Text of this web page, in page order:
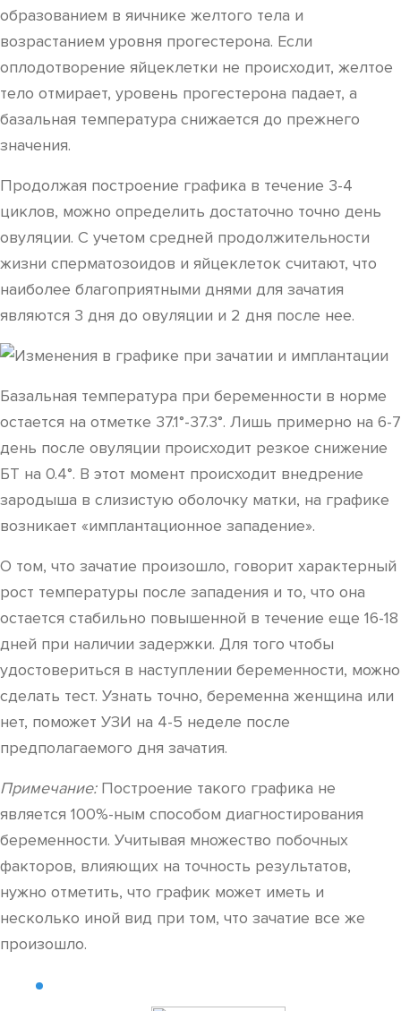
образованием в яичнике желтого тела и
возрастанием уровня прогестерона. Если
оплодотворение яйцеклетки не происходит, желтое
тело отмирает, уровень прогестерона падает, а
базальная температура снижается до прежнего
значения.
Продолжая построение графика в течение 3-4
циклов, можно определить достаточно точно день
овуляции. С учетом средней продолжительности
жизни сперматозоидов и яйцеклеток считают, что
наиболее благоприятными днями для зачатия
являются 3 дня до овуляции и 2 дня после нее.
Базальная температура при беременности в норме
остается на отметке 37.1°-37.3°. Лишь примерно на 6-7
день после овуляции происходит резкое снижение
БТ на 0.4°. В этот момент происходит внедрение
зародыша в слизистую оболочку матки, на графике
возникает «имплантационное западение».
О том, что зачатие произошло, говорит характерный
рост температуры после западения и то, что она
остается стабильно повышенной в течение еще 16-18
дней при наличии задержки. Для того чтобы
удостовериться в наступлении беременности, можно
сделать тест. Узнать точно, беременна женщина или
нет, поможет УЗИ на 4-5 неделе после
предполагаемого дня зачатия.
Примечание:Построение такого графика не
является 100%-ным способом диагностирования
беременности. Учитывая множество побочных
факторов, влияющих на точность результатов,
нужно отметить, что график может иметь и
несколько иной вид при том, что зачатие все же
произошло.